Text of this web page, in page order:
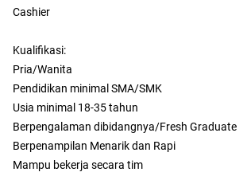
Cashier
Kualifikasi:
Pria/Wanita
Pendidikan minimal SMA/SMK
Usia minimal 18-35 tahun
Berpengalaman dibidangnya/Fresh Graduate
Berpenampilan Menarik dan Rapi
Mampu bekerja secara tim